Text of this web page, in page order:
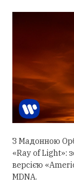
З Мадонною
«Ray of Light»:
версією
MDNA.